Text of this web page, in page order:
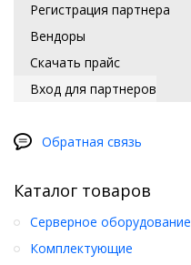
Регистрация партнера
Вендоры
Скачать прайс
Вход для партнеров
Обратная связь
Каталог товаров
Серверное оборудование
Комплектующие